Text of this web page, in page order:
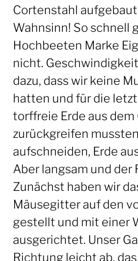
Cortenstahl
Wahnsinn! So schnell
Hochbeeten Marke
nicht.
dazu, dass wir keine
hatten und für die
torffreie Erde aus
zurückgreifen
aufschneiden, Erde
Aber langsam und der
Zunächst haben wir
Mäusegitter auf den
gestellt und mit einer
ausgerichtet. Unser
Richtung leicht ab,